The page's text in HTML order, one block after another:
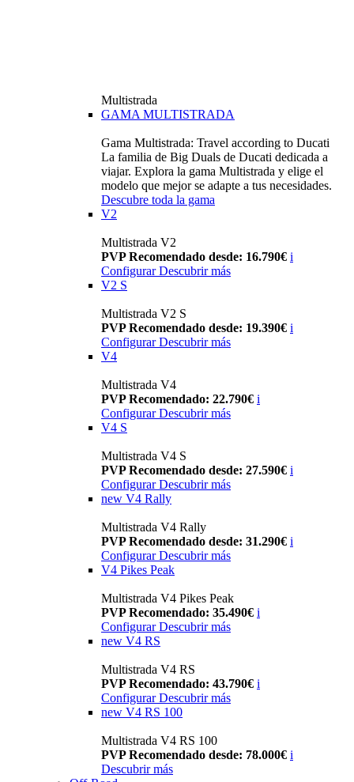
Multistrada
GAMA MULTISTRADA
Gama Multistrada: Travel according to Ducati
La familia de Big Duals de Ducati dedicada a
viajar. Explora la gama Multistrada y elige el
modelo que mejor se adapte a tus necesidades.
Descubre toda la gama
V2
Multistrada V2
PVP Recomendado desde: 16.790€ i
Configurar Descubrir más
V2 S
Multistrada V2 S
PVP Recomendado desde: 19.390€ i
Configurar Descubrir más
V4
Multistrada V4
PVP Recomendado: 22.790€ i
Configurar Descubrir más
V4 S
Multistrada V4 S
PVP Recomendado desde: 27.590€ i
Configurar Descubrir más
new V4 Rally
Multistrada V4 Rally
PVP Recomendado desde: 31.290€ i
Configurar Descubrir más
V4 Pikes Peak
Multistrada V4 Pikes Peak
PVP Recomendado: 35.490€ i
Configurar Descubrir más
new V4 RS
Multistrada V4 RS
PVP Recomendado: 43.790€ i
ConfigurarDescubrir más
new V4 RS 100
Multistrada V4 RS 100
PVP Recomendado desde: 78.000€ i
Descubrir más